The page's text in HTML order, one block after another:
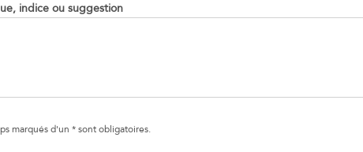
indice ou suggestion
marqués d'un * sont obligatoires.